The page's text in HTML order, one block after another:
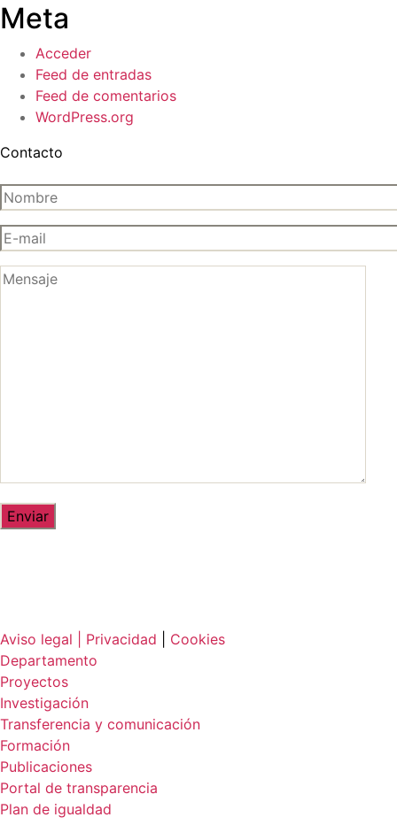
Meta
Acceder
Feed de entradas
Feed de comentarios
WordPress.org
Contacto
Aviso legal | Privacidad
Cookies
Departamento
Proyectos
Investigación
Transferencia y comunicación
Formación
Publicaciones
Portal de transparencia
Plan de igualdad